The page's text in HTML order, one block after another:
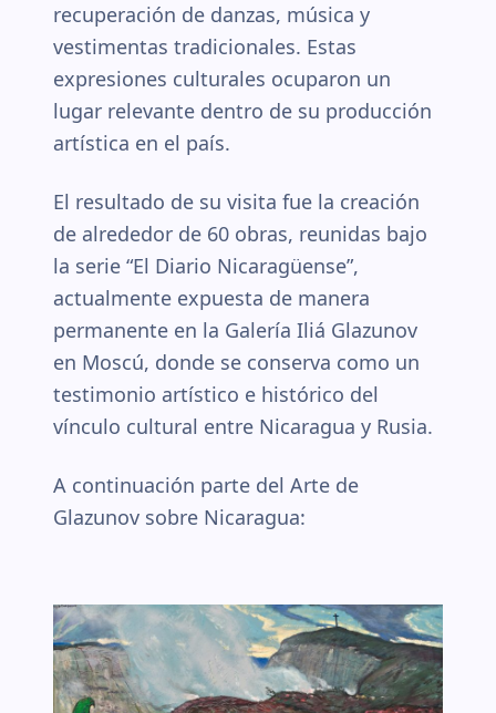
recuperación de danzas, música y
vestimentas tradicionales. Estas
expresiones culturales ocuparon un
lugar relevante dentro de su producción
artística en el país.
El resultado de su visita fue la creación
de alrededor de 60 obras, reunidas bajo
la serie “El Diario Nicaragüense”,
actualmente expuesta de manera
permanente en la Galería Iliá Glazunov
en Moscú, donde se conserva como un
testimonio artístico e histórico del
vínculo cultural entre Nicaragua y Rusia.
A continuación parte del Arte de
Glazunov sobre Nicaragua: